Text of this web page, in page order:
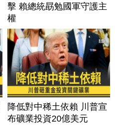
擊 賴總統勗勉國軍守護主
權
降低對中稀土依賴 川普宣
布礦業投資20億美元